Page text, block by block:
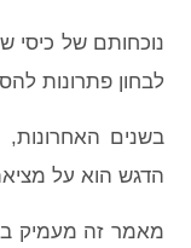
נוכחותם של כיסי
לבחון פתרונות
בשנים האחרונות,
הדגש הוא על
מאמר זה מעמיק